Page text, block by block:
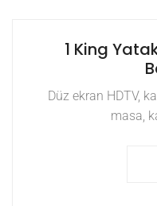
1 King
Düz ekran HDTV,
masa,